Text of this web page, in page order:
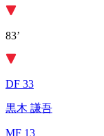
83’
DF 33
黒木 謙吾
MF 13